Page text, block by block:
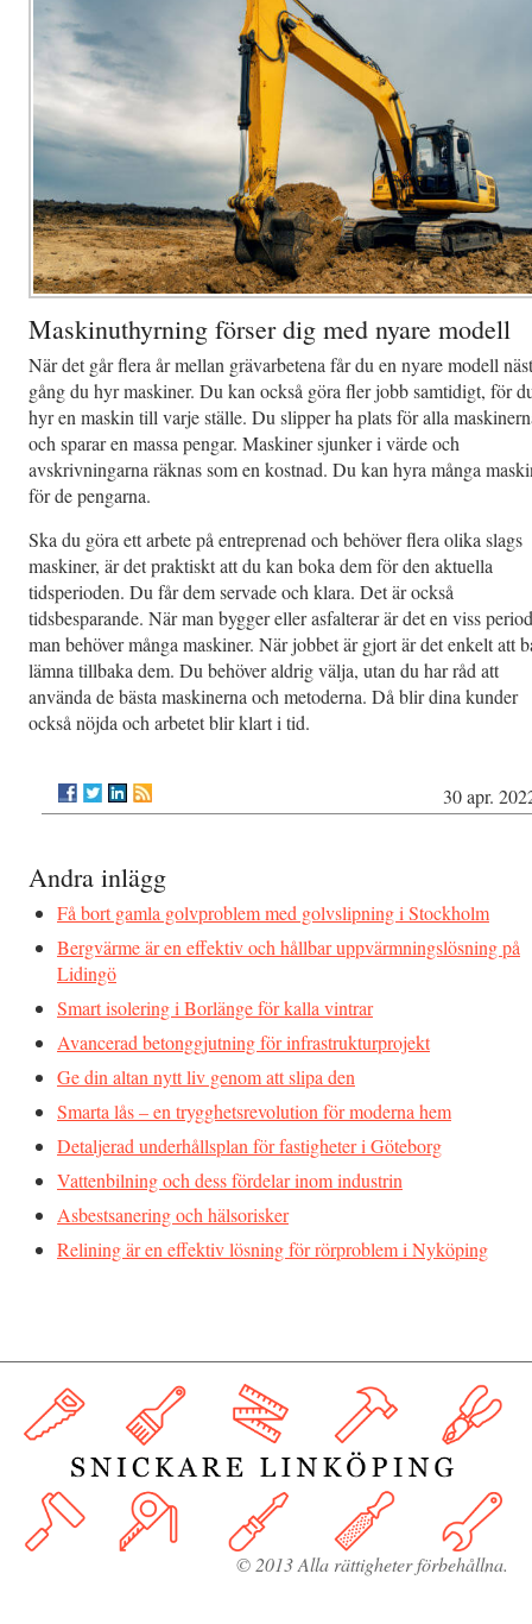
Maskinuthyrning förser dig med nyare modell
När det går flera år mellan grävarbetena får du en nyare modell
gång du hyr maskiner. Du kan också göra fler jobb samtidigt, för
hyr en maskin till varje ställe. Du slipper ha plats för alla
och sparar en massa pengar. Maskiner sjunker i värde och
avskrivningarna räknas som en kostnad. Du kan hyra många
för de pengarna.
Ska du göra ett arbete på entreprenad och behöver flera olika slags
maskiner, är det praktiskt att du kan boka dem för den aktuella
tidsperioden. Du får dem servade och klara. Det är också
tidsbesparande. När man bygger eller asfalterar är det en viss
man behöver många maskiner. När jobbet är gjort är det enkelt att
lämna tillbaka dem. Du behöver aldrig välja, utan du har råd att
använda de bästa maskinerna och metoderna. Då blir dina kunder
också nöjda och arbetet blir klart i tid.
30 apr.
Andra inlägg
Få bort gamla golvproblem med golvslipning i Stockholm
Bergvärme är en effektiv och hållbar uppvärmningslösning på
Lidingö
Smart isolering i Borlänge för kalla vintrar
Avancerad betonggjutning för infrastrukturprojekt
Ge din altan nytt liv genom att slipa den
Smarta lås – en trygghetsrevolution för moderna hem
Detaljerad underhållsplan för fastigheter i Göteborg
Vattenbilning och dess fördelar inom industrin
Asbestsanering och hälsorisker
Relining är en effektiv lösning för rörproblem i Nyköping
© 2013 Alla rättigheter förbehållna.